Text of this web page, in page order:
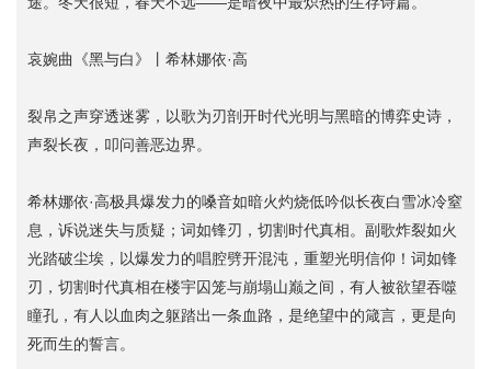
哀婉曲《黑与白》丨希林娜依·高
裂帛之声穿透迷雾，以歌为刃剖开时代光明与黑暗的博弈史诗，
声裂长夜，叩问善恶边界。
希林娜依·高极具爆发力的嗓音如暗火灼烧低吟似长夜白雪冰冷窒
息，诉说迷失与质疑；词如锋刃，切割时代真相。副歌炸裂如火
光踏破尘埃，以爆发力的唱腔劈开混沌，重塑光明信仰！词如锋
刃，切割时代真相在楼宇囚笼与崩塌山巅之间，有人被欲望吞噬
瞳孔，有人以血肉之躯踏出一条血路，是绝望中的箴言，更是向
死而生的誓言。